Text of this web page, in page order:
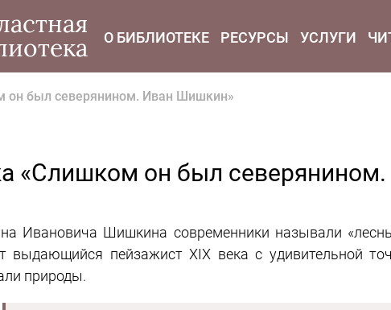
О БИБЛИОТЕКЕ РЕСУРСЫ УСЛУГИ
он был северянином. Иван Шишкин»
«Слишком он был
Ивановича Шишкина современники называли
выдающийся пейзажист XIX века с удивительной
природы.